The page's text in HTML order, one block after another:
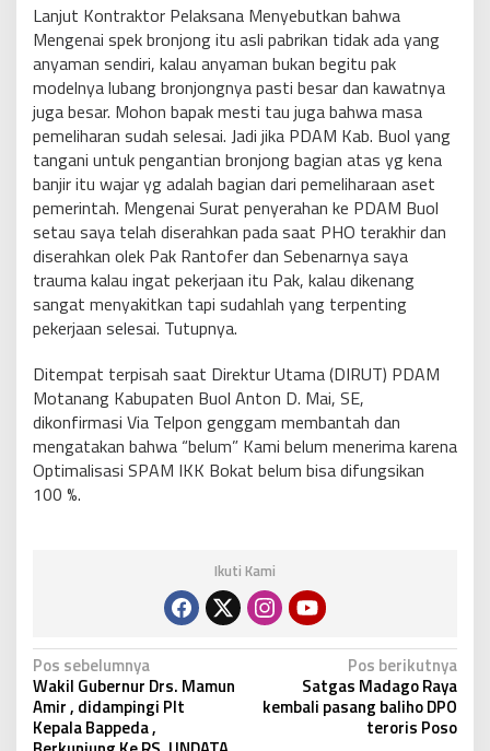
Lanjut Kontraktor Pelaksana Menyebutkan bahwa
Mengenai spek bronjong itu asli pabrikan tidak ada yang
anyaman sendiri, kalau anyaman bukan begitu pak
modelnya lubang bronjongnya pasti besar dan kawatnya
juga besar. Mohon bapak mesti tau juga bahwa masa
pemeliharan sudah selesai. Jadi jika PDAM Kab. Buol yang
tangani untuk pengantian bronjong bagian atas yg kena
banjir itu wajar yg adalah bagian dari pemeliharaan aset
pemerintah. Mengenai Surat penyerahan ke PDAM Buol
setau saya telah diserahkan pada saat PHO terakhir dan
diserahkan olek Pak Rantofer dan Sebenarnya saya
trauma kalau ingat pekerjaan itu Pak, kalau dikenang
sangat menyakitkan tapi sudahlah yang terpenting
pekerjaan selesai. Tutupnya.
Ditempat terpisah saat Direktur Utama (DIRUT) PDAM
Motanang Kabupaten Buol Anton D. Mai, SE,
dikonfirmasi Via Telpon genggam membantah dan
mengatakan bahwa “belum” Kami belum menerima karena
Optimalisasi SPAM IKK Bokat belum bisa difungsikan
100 %.
Ikuti Kami
N
a
v
Pos sebelumnya
Wakil Gubernur Drs. Mamun
Amir , didampingi Plt
Kepala Bappeda ,
Pos berikutnya
Satgas Madago Raya
kembali pasang baliho DPO
teroris Poso